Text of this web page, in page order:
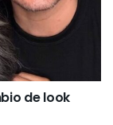
de look